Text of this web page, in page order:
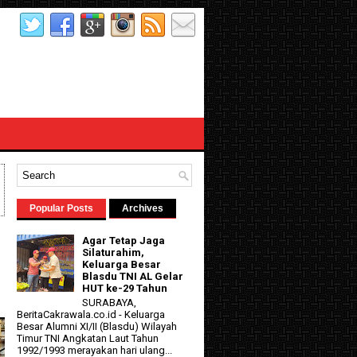
Popular Posts Archives
Agar Tetap Jaga
Silaturahim,
Keluarga Besar
Blasdu TNI AL Gelar
HUT ke-29 Tahun
SURABAYA,
BeritaCakrawala.co.id - Keluarga
Besar Alumni XI/II (Blasdu) Wilayah
Timur TNI Angkatan Laut Tahun
1992/1993 merayakan hari ulang...